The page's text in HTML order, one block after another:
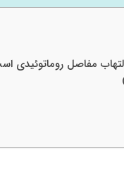
مفاصل روماتوئیدی